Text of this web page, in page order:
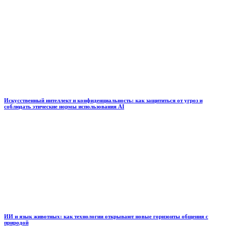
Искусственный интеллект и конфиденциальность: как защититься от угроз и
соблюдать этические нормы использования AI
ИИ и язык животных: как технологии открывают новые горизонты общения с
природой